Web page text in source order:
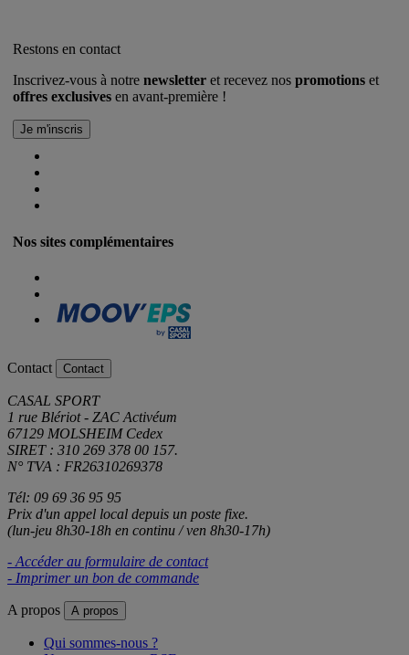
Restons en contact
Inscrivez-vous à notre newsletter et recevez nos promotions et
offres exclusives en avant-première !
Nos sites complémentaires
Contact Contact
CASAL SPORT
1 rue Blériot - ZAC Activéum
67129 MOLSHEIM Cedex
SIRET : 310 269 378 00 157.
N° TVA : FR26310269378
Tél: 09 69 36 95 95
Prix d'un appel local depuis un poste fixe.
(lun-jeu 8h30-18h en continu / ven 8h30-17h)
- Accéder au formulaire de contact
- Imprimer un bon de commande
A propos A propos
Qui sommes-nous ?